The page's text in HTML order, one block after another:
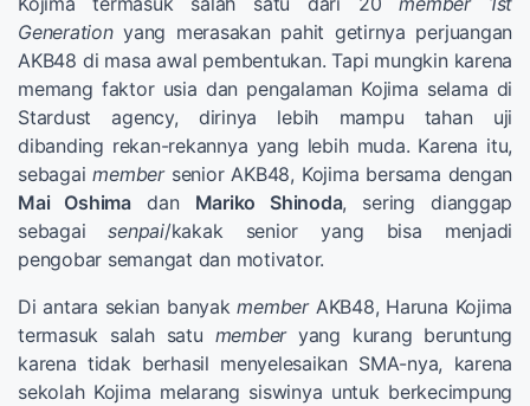
Generationyang merasakan pahit getirnya perjuangan
AKB48 di masa awal pembentukan. Tapi mungkin karena
memang faktor usia dan pengalaman Kojima selama di
Stardust agency, dirinya lebih mampu tahan uji
dibanding rekan-rekannya yang lebih muda. Karena itu,
sebagaimembersenior AKB48, Kojima bersama dengan
Mai Oshimadan Mariko Shinoda, sering dianggap
sebagaisenpai/kakak senior yang bisa menjadi
pengobar semangat dan motivator.
Di antara sekian banyakmemberAKB48, Haruna Kojima
termasuk salah satu memberyang kurang beruntung
karena tidak berhasil menyelesaikan SMA-nya, karena
sekolah Kojima melarang siswinya untuk berkecimpung